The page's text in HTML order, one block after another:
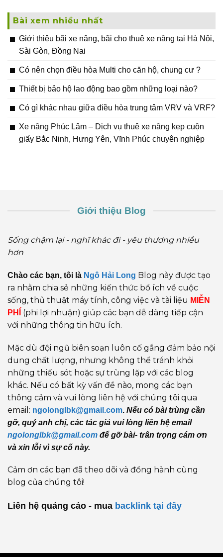
Bài xem nhiều nhất
Giới thiệu bãi xe nâng, bãi cho thuê xe nâng tại Hà Nội,
Sài Gòn, Đồng Nai
Có nên chọn điều hòa Multi cho căn hộ, chung cư ?
Thiết bị bảo hộ lao động bao gồm những loại nào?
Có gì khác nhau giữa điều hòa trung tâm VRV và VRF?
Xe nâng Phúc Lâm – Dịch vụ thuê xe nâng kẹp cuộn
giấy Bắc Ninh, Hưng Yên, Vĩnh Phúc chuyên nghiệp
Giới thiệu Blog
Sống chậm lại - nghĩ khác đi - yêu thương nhiều
hơn
Chào các bạn, tôi là Ngô Hải Long Blog này được tạo
ra nhằm chia sẻ những kiến thức bổ ích về cuộc
sống, thủ thuật máy tính, công việc và tài liệu MIỄN
PHÍ
(phi lợi nhuận) giúp các bạn dễ dàng tiếp cận
với những thông tin hữu ích.
Mặc dù đội ngũ biên soạn luôn cố gắng đảm bảo nội
dung chất lượng, nhưng không thể tránh khỏi
những thiếu sót hoặc sự trùng lặp với các blog
khác. Nếu có bất kỳ vấn đề nào, mong các bạn
thông cảm và vui lòng liên hệ với chúng tôi qua
email: ngolonglbk@gmail.com. Nếu có bài trùng cần
gỡ, quý anh chị, các tác giả vui lòng liên hệ email
ngolonglbk@gmail.com để gỡ bài- trân trọng cám ơn
và xin lỗi vì sự cố này.
Cảm ơn các bạn đã theo dõi và đồng hành cùng
blog của chúng tôi!
Liên hệ quảng cáo - mua backlink tại đây